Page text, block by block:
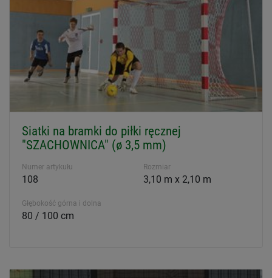
Siatki na bramki do piłki ręcznej
"SZACHOWNICA" (ø 3,5 mm)
Numer artykułu
108
Rozmiar
3,10 m x 2,10 m
Głębokość górna i dolna
80 / 100 cm